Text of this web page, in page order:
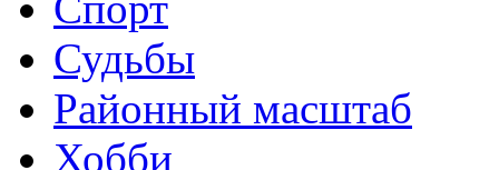
Судьбы
Районный масштаб
Хобби